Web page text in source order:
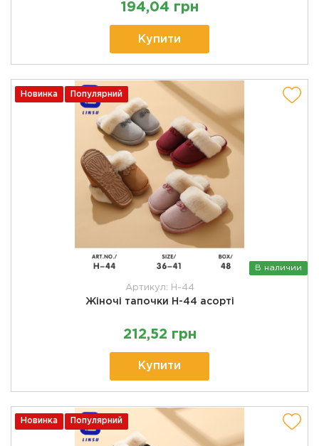
194,04 грн
Купити
Новинка Популярний
В наличии
Артикул: H-44
Жіночі тапочки H-44 асорті
212,52 грн
Купити
Новинка Популярний